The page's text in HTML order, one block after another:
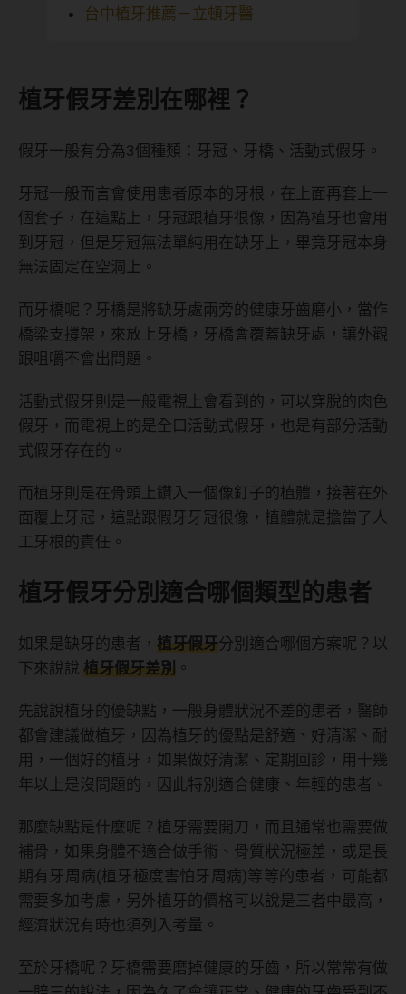
台中植牙推薦－立頓牙醫
植牙假牙差別在哪裡？
假牙一般有分為3個種類：牙冠、牙橋、活動式假牙。
牙冠一般而言會使用患者原本的牙根，在上面再套上一
個套子，在這點上，牙冠跟植牙很像，因為植牙也會用
到牙冠，但是牙冠無法單純用在缺牙上，畢竟牙冠本身
無法固定在空洞上。
而牙橋呢？牙橋是將缺牙處兩旁的健康牙齒磨小，當作
橋梁支撐架，來放上牙橋，牙橋會覆蓋缺牙處，讓外觀
跟咀嚼不會出問題。
活動式假牙則是一般電視上會看到的，可以穿脫的肉色
假牙，而電視上的是全口活動式假牙，也是有部分活動
式假牙存在的。
而植牙則是在骨頭上鑽入一個像釘子的植體，接著在外
面覆上牙冠，這點跟假牙牙冠很像，植體就是擔當了人
工牙根的責任。
植牙假牙分別適合哪個類型的患者
如果是缺牙的患者， 植牙假牙分別適合哪個方案呢？以
下來說說 植牙假牙差別 。
先說說植牙的優缺點，一般身體狀況不差的患者，醫師
都會建議做植牙，因為植牙的優點是舒適、好清潔、耐
用，一個好的植牙，如果做好清潔、定期回診，用十幾
年以上是沒問題的，因此特別適合健康、年輕的患者。
那麼缺點是什麼呢？植牙需要開刀，而且通常也需要做
補骨，如果身體不適合做手術、骨質狀況極差，或是長
期有牙周病(植牙極度害怕牙周病)等等的患者，可能都
需要多加考慮，另外植牙的價格可以說是三者中最高，
經濟狀況有時也須列入考量。
至於牙橋呢？牙橋需要磨掉健康的牙齒，所以常常有做